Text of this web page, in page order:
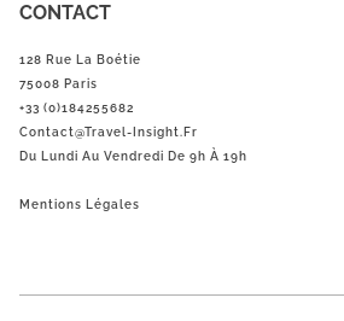
CONTACT
128 Rue La Boétie
75008 Paris
+33 (0)184255682
Contact@Travel-Insight.fr
Du Lundi Au Vendredi De 9h À 19h
Mentions Légales